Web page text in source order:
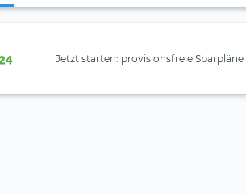
Jetzt starten: provisionsfreie Sparpläne